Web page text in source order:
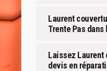
Laurent
Trente Pas
Laissez Laurent
devis en